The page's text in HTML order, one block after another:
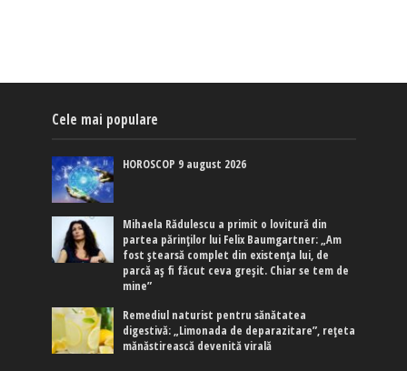
Cele mai populare
HOROSCOP 9 august 2026
Mihaela Rădulescu a primit o lovitură din
partea părinților lui Felix Baumgartner: „Am
fost ștearsă complet din existența lui, de
parcă aș fi făcut ceva greșit. Chiar se tem de
mine”
Remediul naturist pentru sănătatea
digestivă: „Limonada de deparazitare”, rețeta
mănăstirească devenită virală